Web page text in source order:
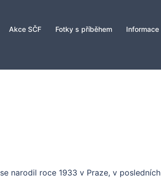
Akce SČF Fotky s příběhem
Informace
narodil roce 1933 v Praze, v posledních